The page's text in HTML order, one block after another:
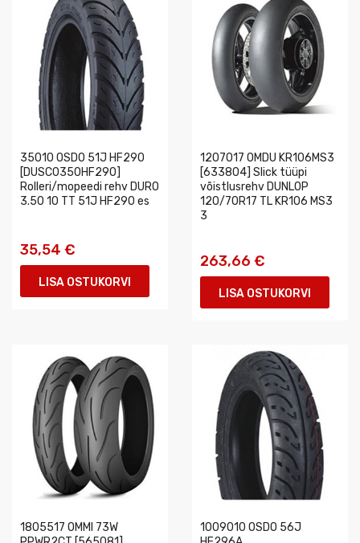
35010 OSDO 51J HF290
[DUSC0350HF290]
Rolleri/mopeedi rehv DURO
3.50 10 TT 51J HF290 es
35,54 €
LISA OSTUKORVI
1207017 OMDU KR106MS3
[633804] Slick tüüpi
võistlusrehv DUNLOP
120/70R17 TL KR106 MS3
3
263,66 €
LISA OSTUKORVI
1805517 OMMI 73W
1009010 OSDO 56J